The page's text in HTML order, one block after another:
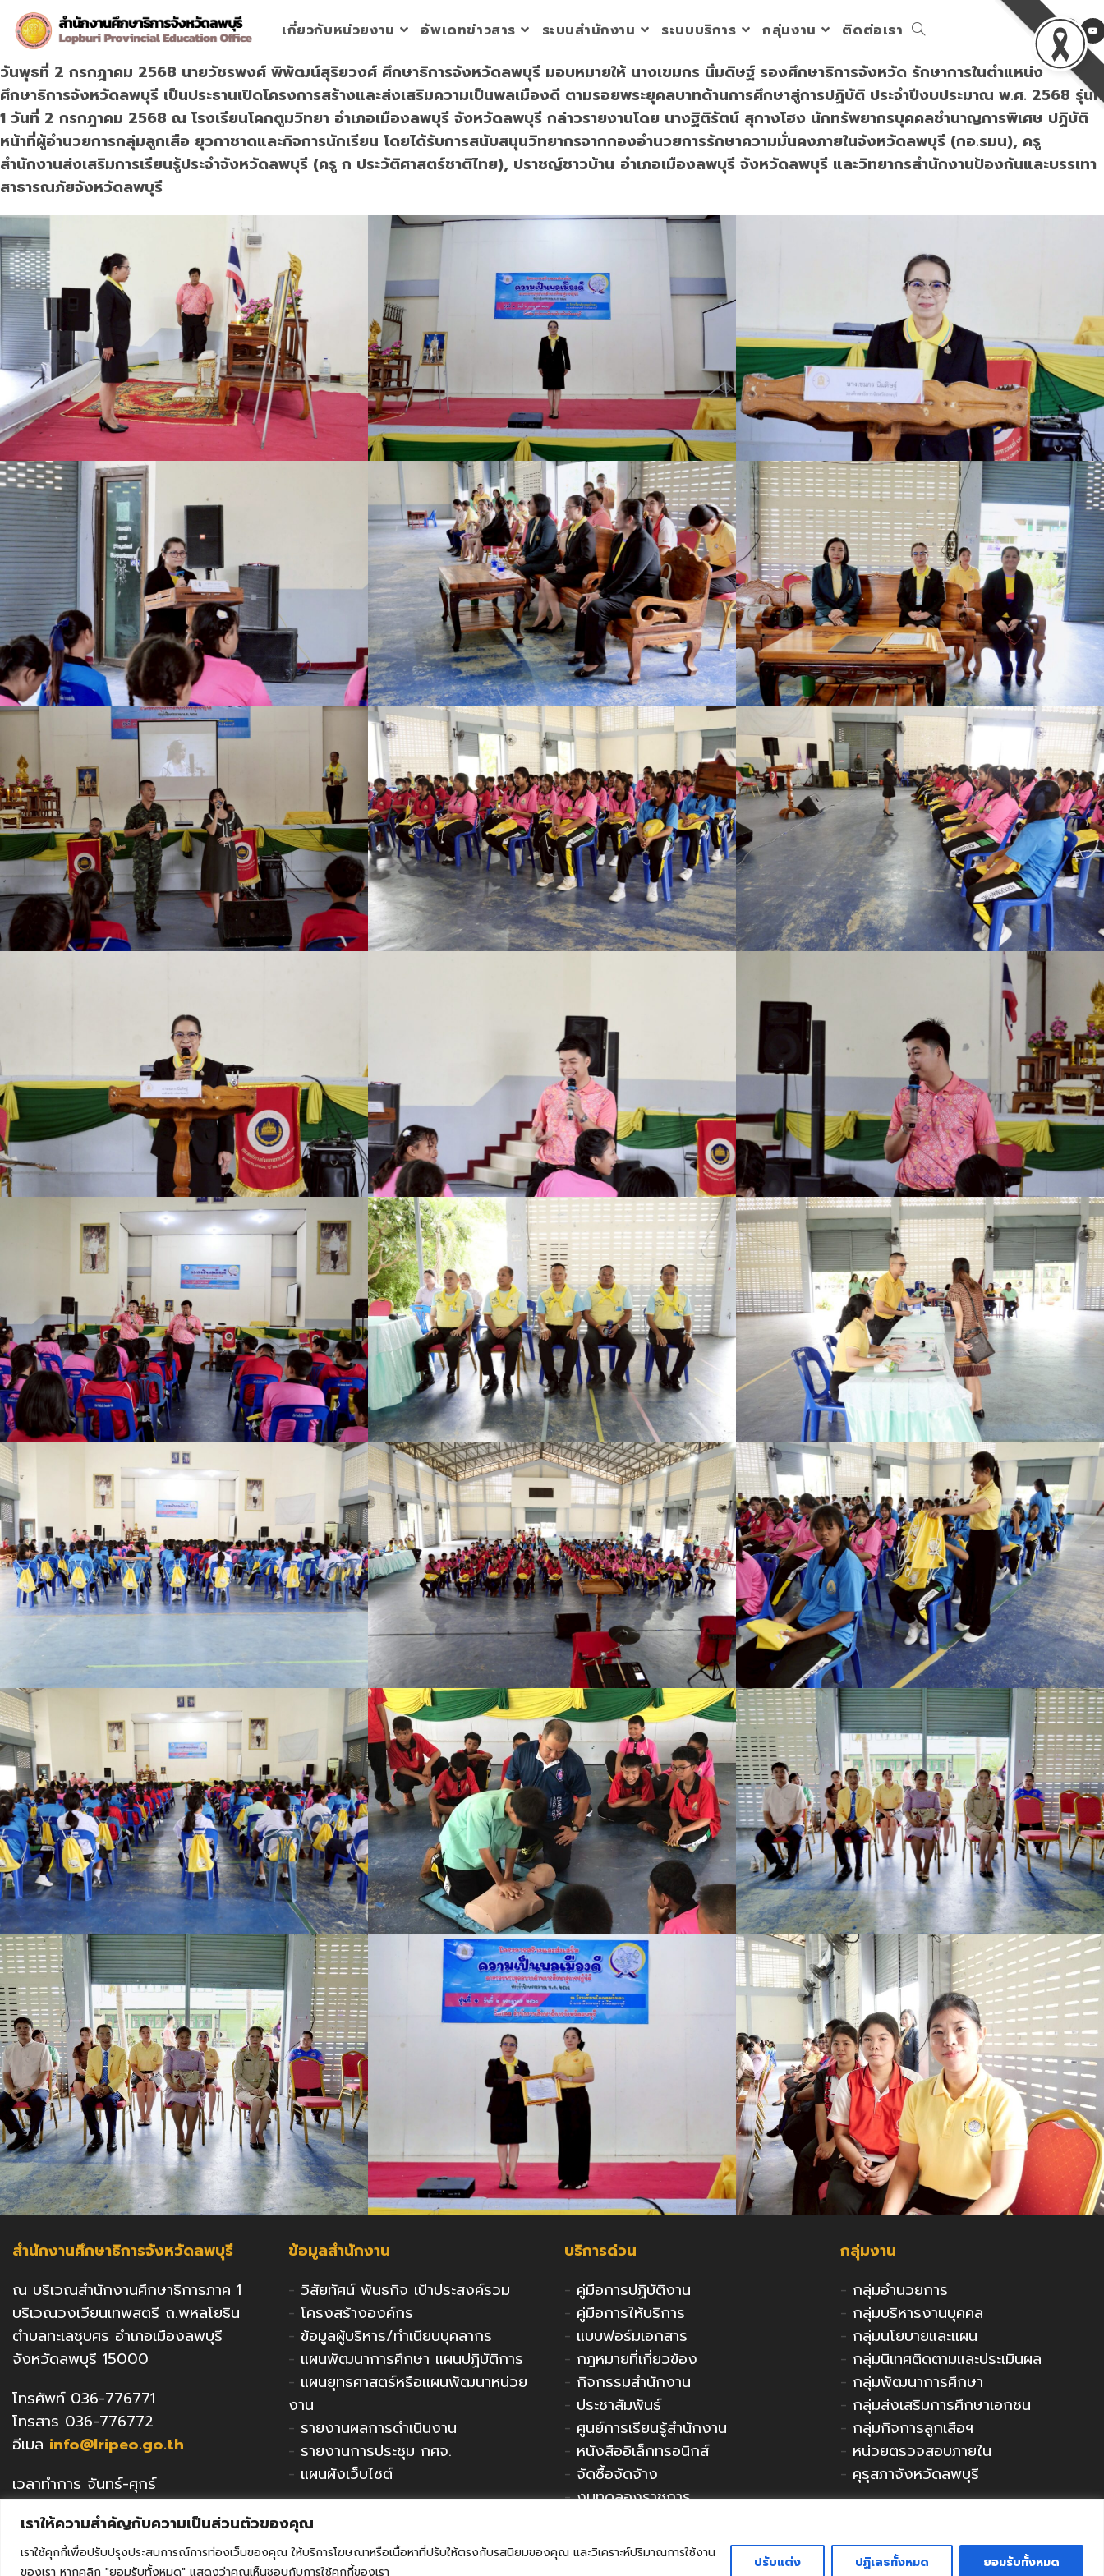
เราให้ความสำคัญกับความเป็นส่วนตัวของคุณ
เราใช้คุกกี้เพื่อปรับปรุงประสบการณ์การท่องเว็บของคุณ ให้บริการโฆษณาหรือเนื้อหาที่ปรับให้ตรงกับรสนิยมของคุณ และวิเคราะห์ปริมาณการใช้งาน
ของเรา หากคลิก "ยอมรับทั้งหมด" แสดงว่าคุณเห็นชอบกับการใช้คุกกี้ของเรา
ปรับแต่ง ปฏิเสธทั้งหมด ยอมรับทั้งหมด
content
เกี่ยวกับหน่วยงาน อัพเดทข่าวสาร ระบบสำนักงาน ระบบบริการ กลุ่มงาน ติดต่อเรา Toggle
website
search
วันพุธที่ 2 กรกฎาคม 2568 นายวัชรพงศ์ พิพัฒน์สุริยวงศ์ ศึกษาธิการจังหวัดลพบุรี มอบหมายให้ นางเขมกร นิ่มดิษฐ์ รองศึกษาธิการจังหวัด รักษาการในตำแหน่ง
ศึกษาธิการจังหวัดลพบุรี เป็นประธานเปิดโครงการสร้างและส่งเสริมความเป็นพลเมืองดี ตามรอยพระยุคลบาทด้านการศึกษาสู่การปฏิบัติ ประจำปีงบประมาณ พ.ศ. 2568 รุ่นที่
1 วันที่ 2 กรกฎาคม 2568 ณ โรงเรียนโคกตูมวิทยา อำเภอเมืองลพบุรี จังหวัดลพบุรี กล่าวรายงานโดย นางฐิติรัตน์ สุกางโฮง นักทรัพยากรบุคคลชำนาญการพิเศษ ปฏิบัติ
หน้าที่ผู้อำนวยการกลุ่มลูกเสือ ยุวกาชาดและกิจการนักเรียน โดยได้รับการสนับสนุนวิทยากรจากกองอำนวยการรักษาความมั่นคงภายในจังหวัดลพบุรี (กอ.รมน), ครู
สำนักงานส่งเสริมการเรียนรู้ประจำจังหวัดลพบุรี (ครู ก ประวัติศาสตร์ชาติไทย), ปราชญ์ชาวบ้าน อำเภอเมืองลพบุรี จังหวัดลพบุรี และวิทยากรสำนักงานป้องกันและบรรเทา
สาธารณภัยจังหวัดลพบุรี
สำนักงานศึกษาธิการจังหวัดลพบุรี
ณ บริเวณสำนักงานศึกษาธิการภาค 1
บริเวณวงเวียนเทพสตรี ถ.พหลโยธิน
ตำบลทะเลชุบศร อำเภอเมืองลพบุรี
จังหวัดลพบุรี 15000
โทรศัพท์ 036-776771
โทรสาร 036-776772
อีเมล info@lripeo.go.th
เวลาทำการ จันทร์-ศุกร์
ข้อมูลสำนักงาน
- วิสัยทัศน์ พันธกิจ เป้าประสงค์รวม
- โครงสร้างองค์กร
- ข้อมูลผู้บริหาร/ทำเนียบบุคลากร
- แผนพัฒนาการศึกษา แผนปฏิบัติการ
- แผนยุทธศาสตร์หรือแผนพัฒนาหน่วย
งาน
- รายงานผลการดำเนินงาน
- รายงานการประชุม กศจ.
- แผนผังเว็บไซต์
บริการด่วน
- คู่มือการปฏิบัติงาน
- คู่มือการให้บริการ
- แบบฟอร์มเอกสาร
- กฎหมายที่เกี่ยวข้อง
- กิจกรรมสำนักงาน
- ประชาสัมพันธ์
- ศูนย์การเรียนรู้สำนักงาน
- หนังสืออิเล็กทรอนิกส์
- จัดซื้อจัดจ้าง
-งบทดลองราชการ
กลุ่มงาน
- กลุ่มอำนวยการ
- กลุ่มบริหารงานบุคคล
- กลุ่มนโยบายและแผน
- กลุ่มนิเทศติดตามและประเมินผล
- กลุ่มพัฒนาการศึกษา
- กลุ่มส่งเสริมการศึกษาเอกชน
- กลุ่มกิจการลูกเสือฯ
- หน่วยตรวจสอบภายใน
- คุรุสภาจังหวัดลพบุรี
ติดต่อ สำนักงานศึกษาธิการจังหวัดลพบุรี